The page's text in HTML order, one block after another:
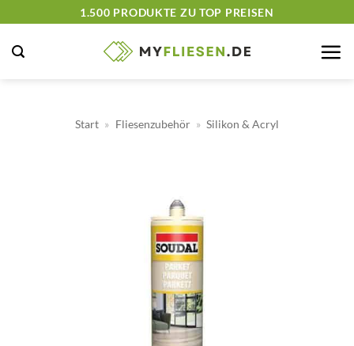
springen
1.500 PRODUKTE ZU TOP PREISEN
Start » Fliesenzubehör » Silikon & Acryl